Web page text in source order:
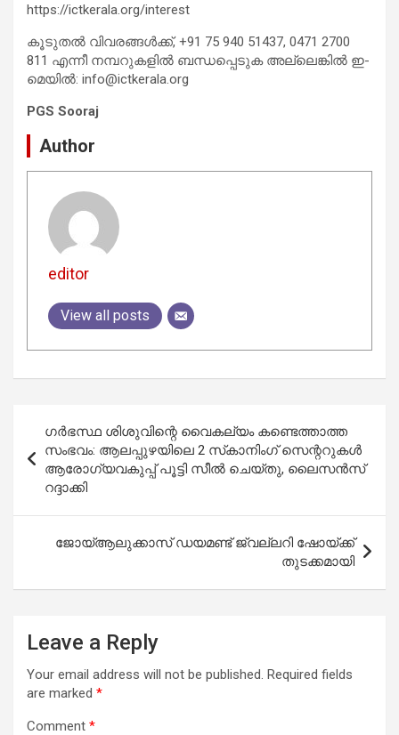
https://ictkerala.org/interest
കൂടുതൽ വിവരങ്ങൾക്ക്, +91 75 940 51437, 0471 2700
811 എന്നീ നമ്പറുകളിൽ ബന്ധപ്പെടുക അല്ലെങ്കിൽ ഇ-
മെയിൽ: info@ictkerala.org
PGS Sooraj
Author
editor
View all posts
navigation
ഗര്‍ഭസ്ഥ ശിശുവിന്റെ വൈകല്യം കണ്ടെത്താത്ത
സംഭവം: ആലപ്പുഴയിലെ 2 സ്‌കാനിംഗ് സെന്ററുകള്‍
ആരോഗ്യവകുപ്പ് പൂട്ടി സീല്‍ ചെയ്തു, ലൈസന്‍സ്
റദ്ദാക്കി
ജോയ്ആലുക്കാസ് ഡയമണ്ട് ജ്വല്ലറി ഷോയ്ക്ക്
തുടക്കമായി
Leave a Reply
Your email address will not be published. Required fields
are marked *
Comment *